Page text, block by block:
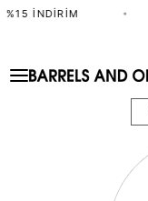
%15 İNDIRIM •